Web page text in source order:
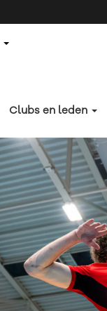
Clubs en leden